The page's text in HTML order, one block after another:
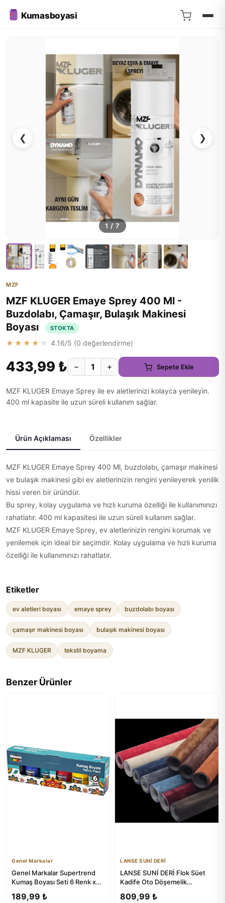
Kumasboyasi
❮ ❯
1 / 7
MZF
MZF KLUGER Emaye Sprey 400 Ml -
Buzdolabı, Çamaşır, Bulaşık Makinesi
Boyası
STOKTA
★★★★★ 4.16/5 (0 değerlendirme)
433,99 ₺ − + Sepete Ekle
MZF KLUGER Emaye Sprey ile ev aletlerinizi kolayca yenileyin.
400 ml kapasite ile uzun süreli kullanım sağlar.
Ürün Açıklaması Özellikler
MZF KLUGER Emaye Sprey 400 Ml, buzdolabı, çamaşır makinesi
ve bulaşık makinesi gibi ev aletlerinizin rengini yenileyerek yenilik
hissi veren bir üründür.
Bu sprey, kolay uygulama ve hızlı kuruma özelliği ile kullanımınızı
rahatlatır. 400 ml kapasitesi ile uzun süreli kullanım sağlar.
MZF KLUGER Emaye Sprey, ev aletlerinizin rengini korumak ve
yenilemek için ideal bir seçimdir. Kolay uygulama ve hızlı kuruma
özelliği ile kullanımınızı rahatlatır.
Etiketler
ev aletleri boyası emaye sprey buzdolabı boyası
çamaşır makinesi boyası bulaşık makinesi boyası
MZF KLUGER tekstil boyama
Benzer Ürünler
Genel Markalar
Genel Markalar Supertrend
Kumaş Boyası Seti 6 Renk x
189,99 ₺
LANSE SUNİ DERİ
LANSE SUNİ DERİ Flok Süet
Kadife Oto Döşemelik
809,99 ₺